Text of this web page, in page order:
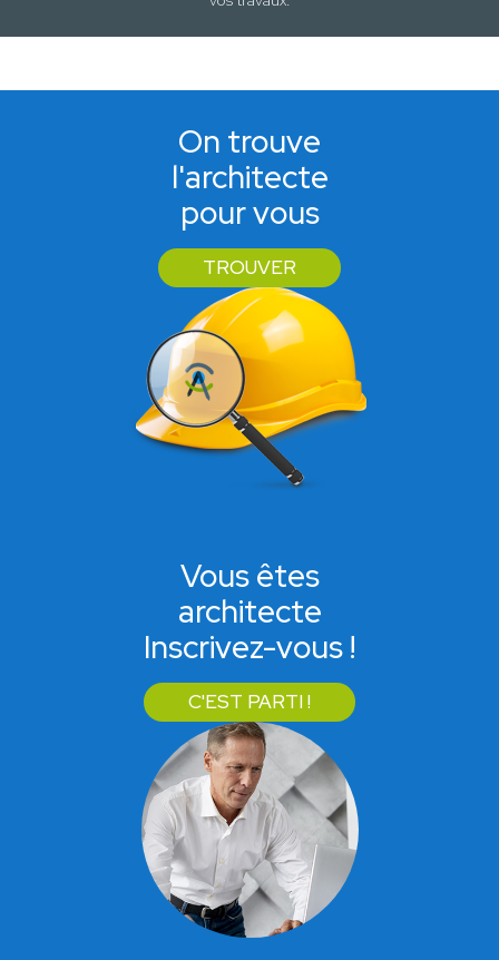
On trouve
l'architecte
pour vous
TROUVER
Vous êtes
architecte
Inscrivez-vous !
C'EST PARTI !